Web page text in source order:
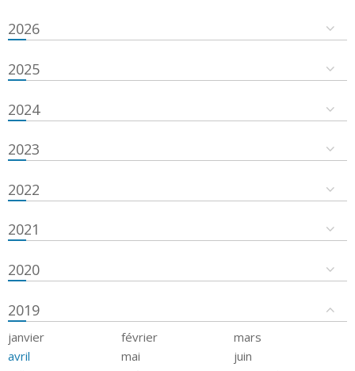
2026
2025
2024
2023
2022
2021
2020
2019
janvier février
mars
avril
mai
juin